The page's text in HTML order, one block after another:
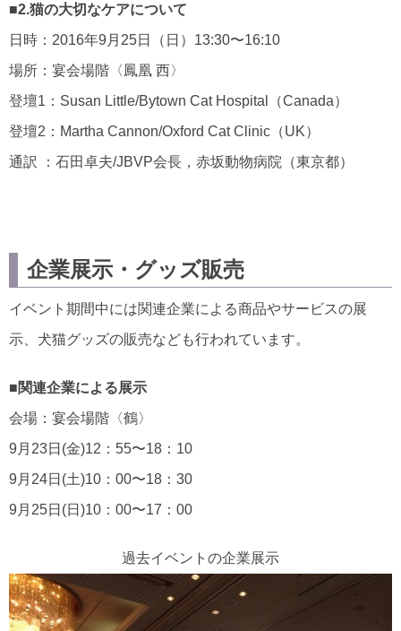
■2.猫の大切なケアについて
日時：2016年9月25日（日）13:30〜16:10
場所：宴会場階〈鳳凰 西〉
登壇1：Susan Little/Bytown Cat Hospital（Canada）
登壇2：Martha Cannon/Oxford Cat Clinic（UK）
通訳 ：石田卓夫/JBVP会長，赤坂動物病院（東京都）
企業展示・グッズ販売
イベント期間中には関連企業による商品やサービスの展
示、犬猫グッズの販売なども行われています。
■関連企業による展示
会場：宴会場階〈鶴〉
9月23日(金)12：55〜18：10
9月24日(土)10：00〜18：30
9月25日(日)10：00〜17：00
過去イベントの企業展示